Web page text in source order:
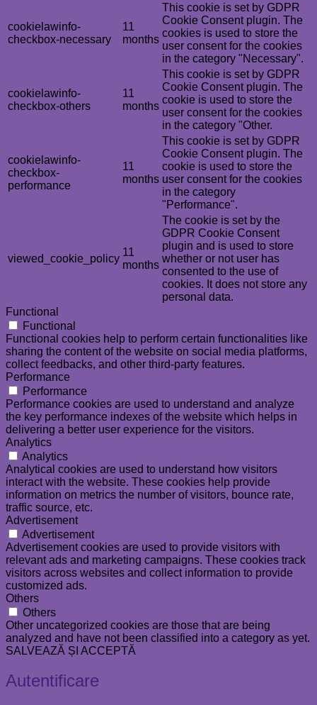
cookielawinfo-
checkbox-necessary
11
months
This cookie is set by GDPR
Cookie Consent plugin. The
cookies is used to store the
user consent for the cookies
in the category "Necessary".
cookielawinfo-
checkbox-others
11
months
This cookie is set by GDPR
Cookie Consent plugin. The
cookie is used to store the
user consent for the cookies
in the category "Other.
cookielawinfo-
checkbox-
performance
11
months
This cookie is set by GDPR
Cookie Consent plugin. The
cookie is used to store the
user consent for the cookies
in the category
"Performance".
viewed_cookie_policy
11
months
The cookie is set by the
GDPR Cookie Consent
plugin and is used to store
whether or not user has
consented to the use of
cookies. It does not store any
personal data.
Functional
Functional
Functional cookies help to perform certain functionalities like
sharing the content of the website on social media platforms,
collect feedbacks, and other third-party features.
Performance
Performance
Performance cookies are used to understand and analyze
the key performance indexes of the website which helps in
delivering a better user experience for the visitors.
Analytics
Analytics
Analytical cookies are used to understand how visitors
interact with the website. These cookies help provide
information on metrics the number of visitors, bounce rate,
traffic source, etc.
Advertisement
Advertisement
Advertisement cookies are used to provide visitors with
relevant ads and marketing campaigns. These cookies track
visitors across websites and collect information to provide
customized ads.
Others
Others
Other uncategorized cookies are those that are being
analyzed and have not been classified into a category as yet.
SALVEAZĂ ȘI ACCEPTĂ
Autentificare